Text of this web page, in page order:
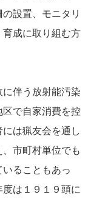
設置、モニタリ
育成に取り組む方
伴う放射能汚染
で自家消費を控
は猟友会を通し
市町村単位でも
ることもあっ
は１９１９頭に